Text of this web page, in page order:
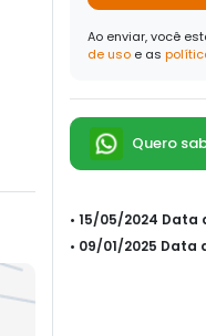
Ao enviar, você
de uso e as
Quero
• 15/05/2024
• 09/01/2025